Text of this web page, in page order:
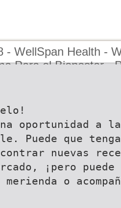
- WellSpan Health -
Para el Bienestar -
oportunidad a
Puede que
nuevas
¡pero
merienda o